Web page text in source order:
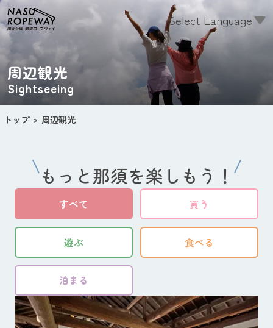
Select Language▼
周辺観光
Sightseeing
トップ 周辺観光
もっと那須を楽しもう！
すべて 買う
遊ぶ 食べる
泊まる